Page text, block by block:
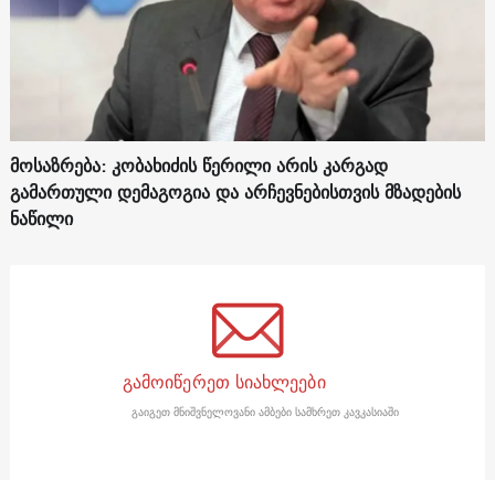
მოსაზრება: კობახიძის წერილი არის კარგად
გამართული დემაგოგია და არჩევნებისთვის მზადების
ნაწილი
გამოიწერეთ სიახლეები
გაიგეთ მნიშვნელოვანი ამბები სამხრეთ კავკასიაში